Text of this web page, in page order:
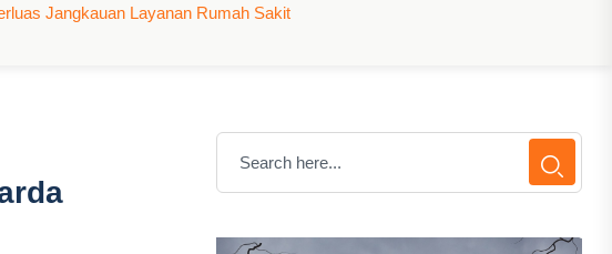
Jangkauan Layanan Rumah Sakit